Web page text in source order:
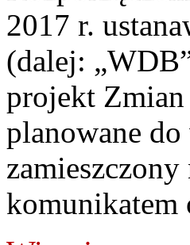
2017 r.
(dalej:
projekt
planowane
komunikatem